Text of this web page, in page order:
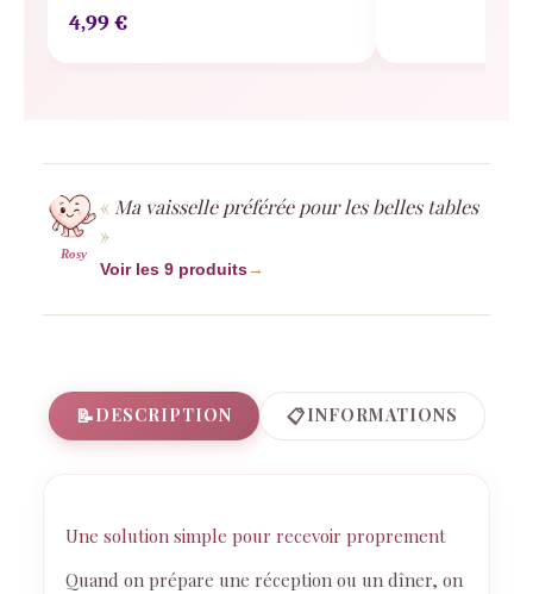
4,99€
Rosy
Ma vaisselle préférée pour les belles tables
Voir les 9 produits →
📝DESCRIPTION 📋INFORMATIONS
Une solution simple pour recevoir proprement
Quand on prépare une réception ou un dîner, on